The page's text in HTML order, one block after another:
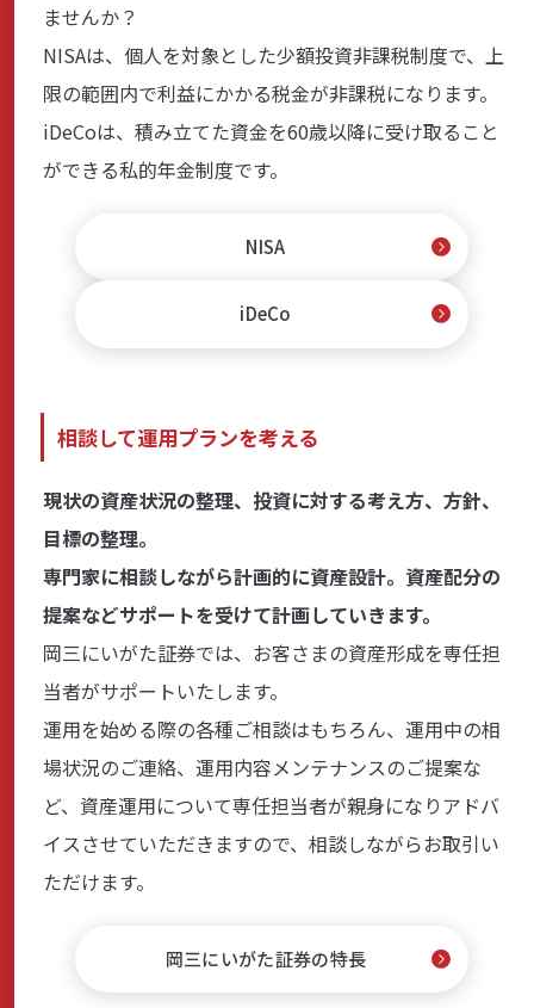
ませんか？
NISAは、個人を対象とした少額投資非課税制度で、上
限の範囲内で利益にかかる税金が非課税になります。
iDeCoは、積み立てた資金を60歳以降に受け取ること
ができる私的年金制度です。
NISA
iDeCo
相談して運用プランを考える
現状の資産状況の整理、投資に対する考え方、方針、
目標の整理。
専門家に相談しながら計画的に資産設計。資産配分の
提案などサポートを受けて計画していきます。
岡三にいがた証券では、お客さまの資産形成を専任担
当者がサポートいたします。
運用を始める際の各種ご相談はもちろん、運用中の相
場状況のご連絡、運用内容メンテナンスのご提案な
ど、資産運用について専任担当者が親身になりアドバ
イスさせていただきますので、相談しながらお取引い
ただけます。
岡三にいがた証券の特長